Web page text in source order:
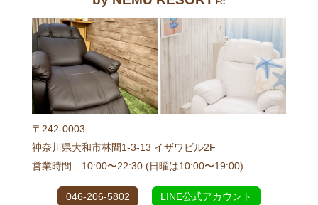
FC
〒242-0003
神奈川県大和市林間1-3-13 イザワビル2F
営業時間 10:00〜22:30 (日曜は10:00〜19:00)
046-206-5802 LINE公式アカウント